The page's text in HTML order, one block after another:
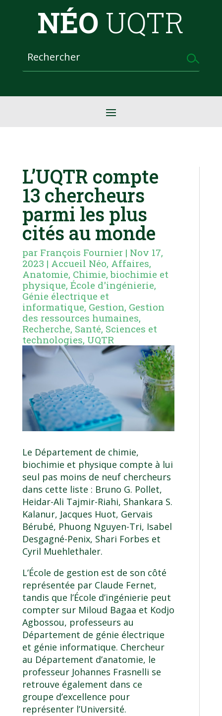
NÉO UQTR
L’UQTR compte
13 chercheurs
parmi les plus
cités au monde
par François Fournier| Nov 17,
2023 | Accueil Néo, Affaires,
Anatomie, Chimie, biochimie et
physique, École d'ingénierie,
Génie électrique et
informatique, Gestion, Gestion
des ressources humaines,
Recherche, Santé, Sciences et
technologies, UQTR
Le Département de chimie,
biochimie et physique compte à lui
seul pas moins de neuf chercheurs
dans cette liste : Bruno G. Pollet,
Heidar-Ali Tajmir-Riahi, Shankara S.
Kalanur, Jacques Huot, Gervais
Bérubé, Phuong Nguyen-Tri, Isabel
Desgagné-Penix, Shari Forbes et
Cyril Muehlethaler.
L’École de gestion est de son côté
représentée par Claude Fernet,
tandis que l’École d’ingénierie peut
compter sur Miloud Bagaa et Kodjo
Agbossou, professeurs au
Département de génie électrique
et génie informatique. Chercheur
au Département d’anatomie, le
professeur Johannes Frasnelli se
retrouve également dans ce
groupe d’excellence pour
représenter l’Université.